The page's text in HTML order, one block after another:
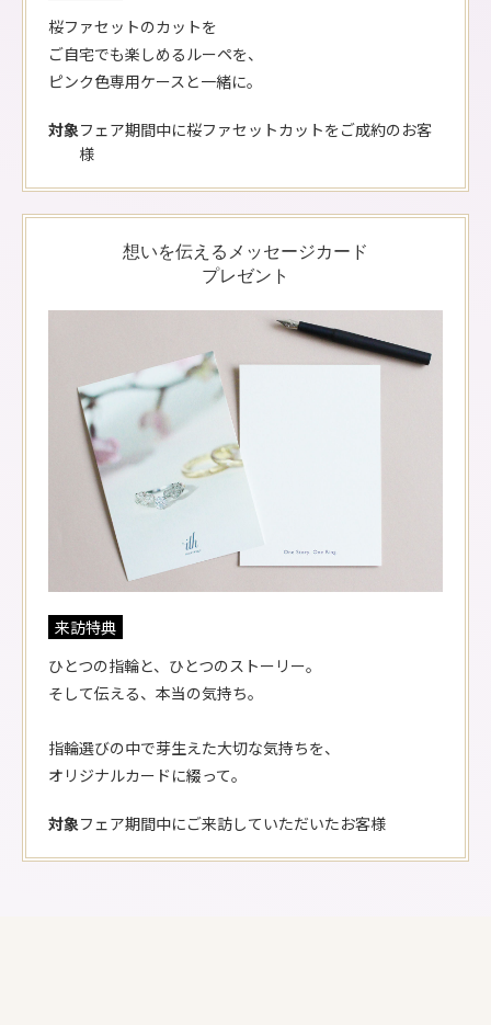
桜ファセットのカットを
ご自宅でも楽しめるルーペを、
ピンク色専用ケースと一緒に。
対象フェア期間中に桜ファセットカットをご成約のお客
様
想いを伝えるメッセージカード
プレゼント
来訪特典
ひとつの指輪と、ひとつのストーリー。
そして伝える、本当の気持ち。
指輪選びの中で芽生えた大切な気持ちを、
オリジナルカードに綴って。
対象フェア期間中にご来訪していただいたお客様